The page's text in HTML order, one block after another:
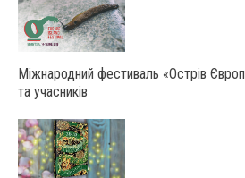
Міжнародний фестиваль «Острів
та учасників